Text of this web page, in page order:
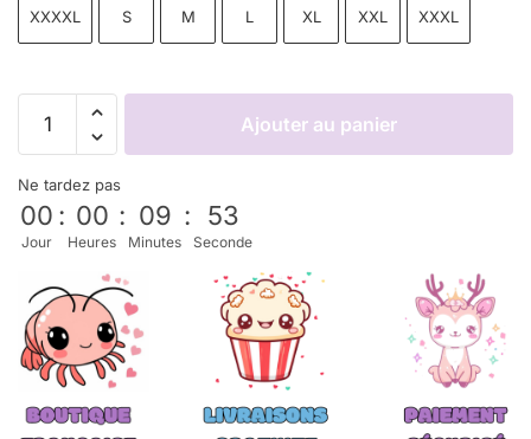
XXXXL S M L XL XXL XXXL
Ajouter au panier
Ne tardez pas
00
Jour
: 00
Heures
: 09
Minutes
: 53
Seconde